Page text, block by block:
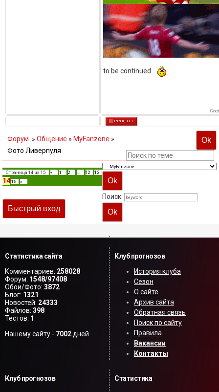
to be continued...
Форум. » Общение » MyFanzone »
Фото Ливерпуля
Страница 14 из 15 « 1 2 12 13
1415 »
Поиск:
,
Статистика сайта
Комментариев: 258028
Форум: 1548/97408
Обои/Фото: 3872
Блог: 1321
Новостей: 24333
Файлов: 398
Тестов: 1
Нашему сайту - 7002 дней
Клуб прогнозов
История клуба
Сезон
О сайте
Архив сайта
Обратная связь
Поиск по сайту
Правила
Вакансии
Контакты
Клуб прогнозов Статистика